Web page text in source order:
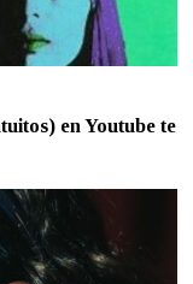
en Youtube te